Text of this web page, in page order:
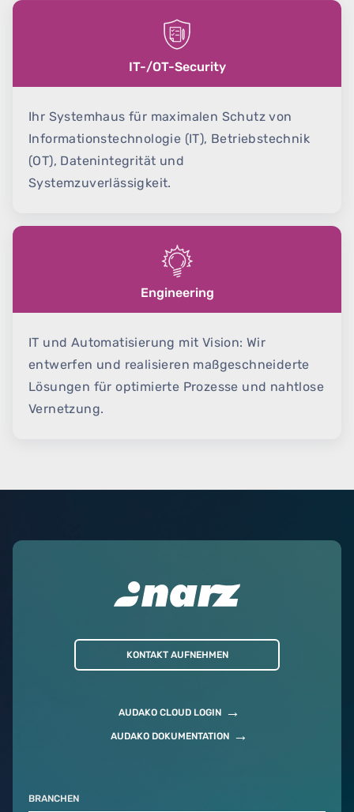
IT-/OT-Security
Ihr Systemhaus für maximalen Schutz von
Informationstechnologie (IT), Betriebstechnik
(OT), Datenintegrität und
Systemzuverlässigkeit.
Engineering
IT und Automatisierung mit Vision: Wir
entwerfen und realisieren maßgeschneiderte
Lösungen für optimierte Prozesse und nahtlose
Vernetzung.
KONTAKT AUFNEHMEN
AUDAKO CLOUD LOGIN
AUDAKO DOKUMENTATION
BRANCHEN